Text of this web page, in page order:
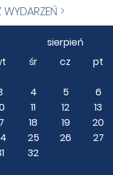
WYDARZEŃ >
sierpień
śr cz pt
4 5 6
11 12 13
18 19 20
25 26 27
32